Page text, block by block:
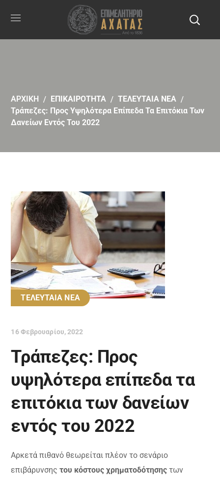
ΑΡΧΙΚΗ ΕΠΙΚΑΙΡΟΤΗΤΑ
ΤΕΛΕΥΤΑΙΑ ΝΕΑ
Τράπεζες: Προς Υψηλότερα Επίπεδα Τα Επιτόκια Των
Δανείων Εντός Του 2022
ΤΕΛΕΥΤΑΙΑ ΝΕΑ
16 Φεβρουαρίου, 2022
Τράπεζες: Προς
υψηλότερα επίπεδα τα
επιτόκια των δανείων
εντός του 2022
Αρκετά πιθανό θεωρείται πλέον το σενάριο
επιβάρυνσης του κόστους χρηματοδότησης των